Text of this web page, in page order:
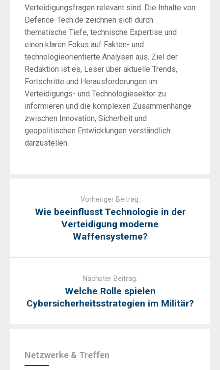
Verteidigungsfragen relevant sind. Die Inhalte von
Defence-Tech.de zeichnen sich durch
thematische Tiefe, technische Expertise und
einen klaren Fokus auf Fakten- und
technologieorientierte Analysen aus. Ziel der
Redaktion ist es, Leser über aktuelle Trends,
Fortschritte und Herausforderungen im
Verteidigungs- und Technologiesektor zu
informieren und die komplexen Zusammenhänge
zwischen Innovation, Sicherheit und
geopolitischen Entwicklungen verständlich
darzustellen.
Vorheriger Beitrag:
Wie beeinflusst Technologie in der
Verteidigung moderne
Waffensysteme?
Nächster Beitrag:
Welche Rolle spielen
Cybersicherheitsstrategien im Militär?
Netzwerke & Treffen